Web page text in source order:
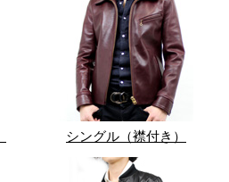
シングル（襟付き）